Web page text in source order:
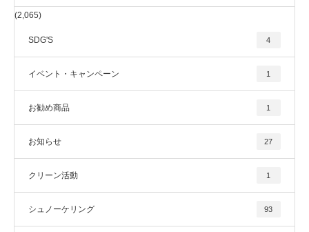
(2,065)
SDG'S 4
イベント・キャンペーン 1
お勧め商品 1
お知らせ 27
クリーン活動 1
シュノーケリング 93